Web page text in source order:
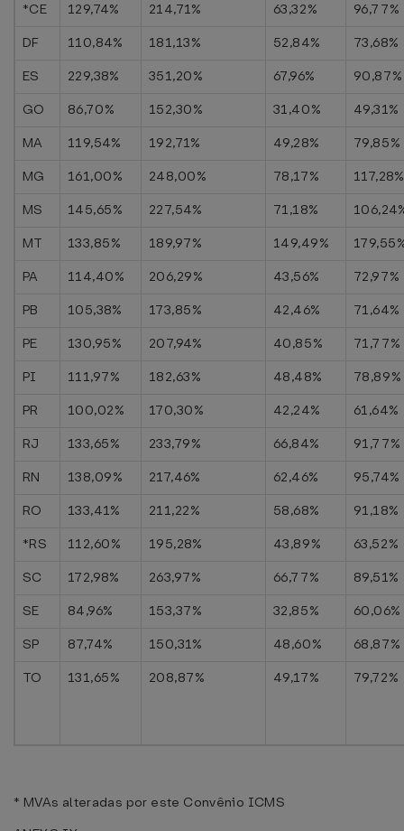
*CE
129,74% 214,71% 63,32%
96,77%
DF
110,84% 181,13% 52,84%
73,68%
ES
229,38% 351,20% 67,96%
90,87%
GO
86,70% 152,30% 31,40%
49,31%
MA
119,54% 192,71% 49,28%
79,85%
MG
161,00% 248,00% 78,17%
117,28%
MS
145,65% 227,54% 71,18%
MT
133,85% 189,97% 149,49%
PA
114,40% 206,29% 43,56%
72,97%
PB
105,38% 173,85% 42,46%
71,64%
PE
130,95% 207,94% 40,85%
71,77%
PI
111,97% 182,63% 48,48%
78,89%
PR
100,02% 170,30% 42,24%
61,64%
RJ
133,65% 233,79% 66,84%
91,77%
RN
138,09% 217,46% 62,46%
95,74%
RO
133,41% 211,22% 58,68%
91,18%
*RS
112,60% 195,28% 43,89%
63,52%
SC
172,98% 263,97% 66,77%
89,51%
SE
84,96% 153,37% 32,85%
60,06%
SP
87,74% 150,31% 48,60%
68,87%
TO
131,65% 208,87% 49,17% 79,72%
* MVAs alteradas por este Convênio ICMS